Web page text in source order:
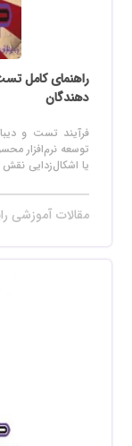
دهندگان
یا اشکال‌زدایی
مقالات آموزشی